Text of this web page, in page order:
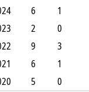
456
1
3802
0
1249
3
6136
1
4145
0